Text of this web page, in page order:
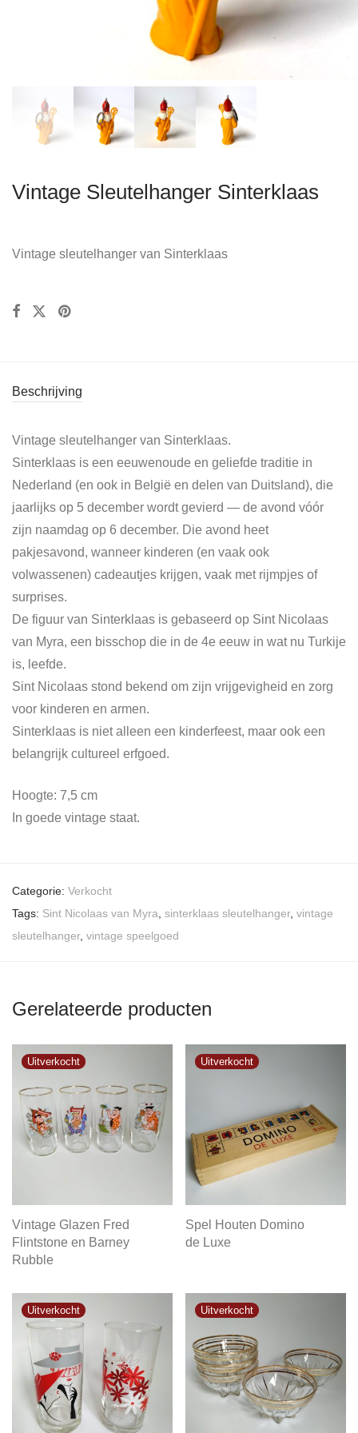
Vintage Sleutelhanger Sinterklaas
Vintage sleutelhanger van Sinterklaas
Beschrijving
Vintage sleutelhanger van Sinterklaas.
Sinterklaas is een eeuwenoude en geliefde traditie in
Nederland (en ook in België en delen van Duitsland), die
jaarlijks op 5 december wordt gevierd — de avond vóór
zijn naamdag op 6 december. Die avond heet
pakjesavond, wanneer kinderen (en vaak ook
volwassenen) cadeautjes krijgen, vaak met rijmpjes of
surprises.
De figuur van Sinterklaas is gebaseerd op Sint Nicolaas
van Myra, een bisschop die in de 4e eeuw in wat nu Turkije
is, leefde.
Sint Nicolaas stond bekend om zijn vrijgevigheid en zorg
voor kinderen en armen.
Sinterklaas is niet alleen een kinderfeest, maar ook een
belangrijk cultureel erfgoed.
Hoogte: 7,5 cm
In goede vintage staat.
Categorie: Verkocht
Tags: Sint Nicolaas van Myra sinterklaas sleutelhanger, vintage
sleutelhanger, vintage speelgoed
Gerelateerde producten
Vintage Glazen Fred
Flintstone en Barney
Rubble
Spel Houten Domino
de Luxe